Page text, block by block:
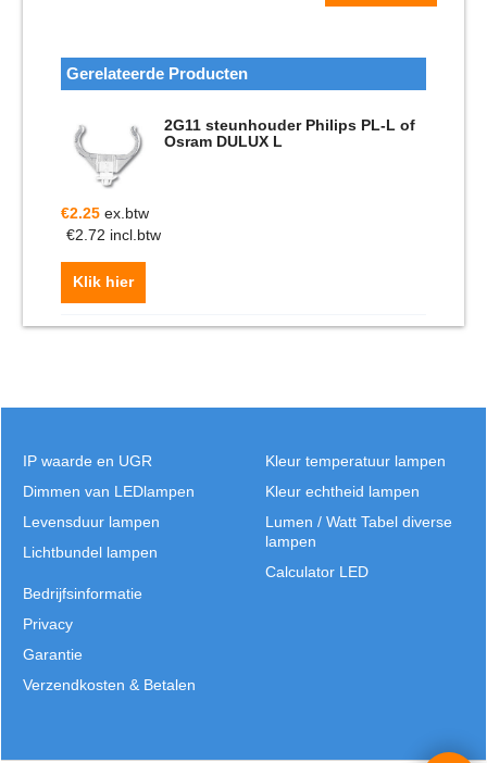
Gerelateerde Producten
2G11 steunhouder Philips PL-L of
Osram DULUX L
€2.25 ex.btw
€2.72 incl.btw
Klik hier
Kleur temperatuur lampen
Kleur echtheid lampen
Lumen / Watt Tabel diverse
lampen
Calculator LED
IP waarde en UGR
Dimmen van LEDlampen
Levensduur lampen
Lichtbundel lampen
Bedrijfsinformatie
Privacy
Garantie
Verzendkosten & Betalen